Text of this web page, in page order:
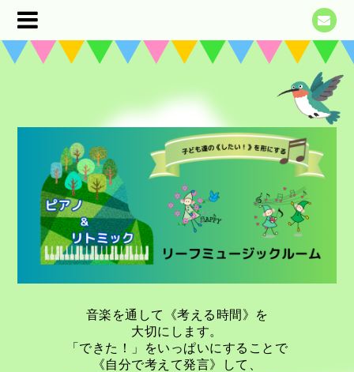
音楽を通して《考える時間》を
大切にします。
「できた！」をいっぱいにすることで
《自分で考えて発言》して、